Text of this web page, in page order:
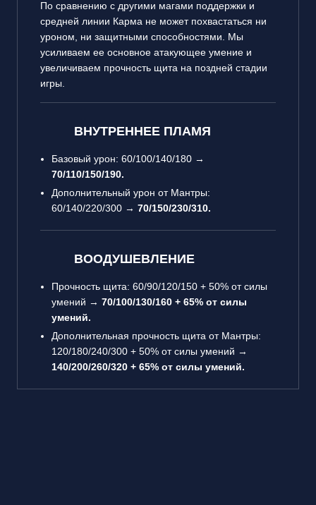
По сравнению с другими магами поддержки и
средней линии Карма не может похвастаться ни
уроном, ни защитными способностями. Мы
усиливаем ее основное атакующее умение и
увеличиваем прочность щита на поздней стадии
игры.
ВНУТРЕННЕЕ ПЛАМЯ
Базовый урон: 60/100/140/180 →
70/110/150/190.
Дополнительный урон от Мантры:
60/140/220/300 → 70/150/230/310.
ВООДУШЕВЛЕНИЕ
Прочность щита: 60/90/120/150 + 50% от силы
умений → 70/100/130/160 + 65% от силы
умений.
Дополнительная прочность щита от Мантры:
120/180/240/300 + 50% от силы умений →
140/200/260/320 + 65% от силы умений.